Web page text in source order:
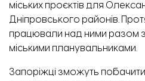
міських проєктів для
Дніпровського районів.
працювали над ними разом з
міськими планувальниками.
Запоріжці зможуть